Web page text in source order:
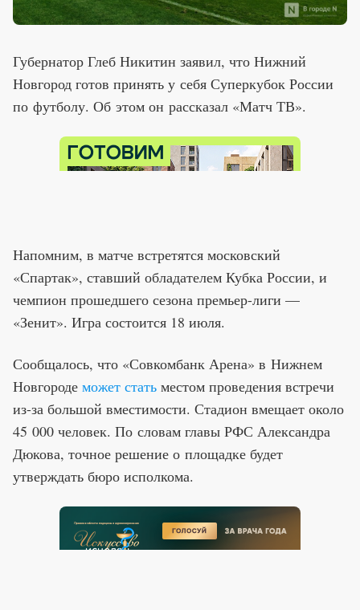
Губернатор Глеб Никитин заявил, что Нижний
Новгород готов принять у себя Суперкубок России
по футболу. Об этом он рассказал «Матч ТВ».
Напомним, в матче встретятся московский
«Спартак», ставший обладателем Кубка России, и
чемпион прошедшего сезона премьер-лиги —
«Зенит». Игра состоится 18 июля.
Сообщалось, что «Совкомбанк Арена» в Нижнем
Новгороде может стать местом проведения встречи
из-за большой вместимости. Стадион вмещает около
45 000 человек. По словам главы РФС Александра
Дюкова, точное решение о площадке будет
утверждать бюро исполкома.